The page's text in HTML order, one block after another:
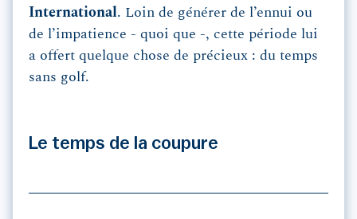
International. Loin de générer de l’ennui ou
de l’impatience - quoi que -, cette période lui
a offert quelque chose de précieux : du temps
sans golf.
Le temps de la coupure